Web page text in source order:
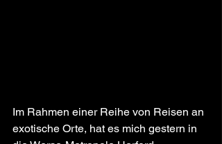
Im Rahmen einer Reihe von Reisen an
exotische Orte, hat es mich gestern in